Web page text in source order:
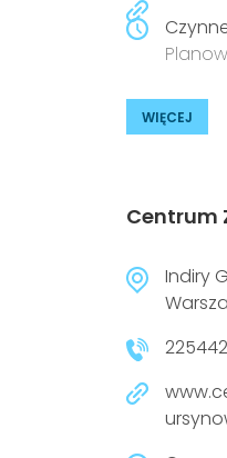
WIĘCEJ
Centrum
Indiry